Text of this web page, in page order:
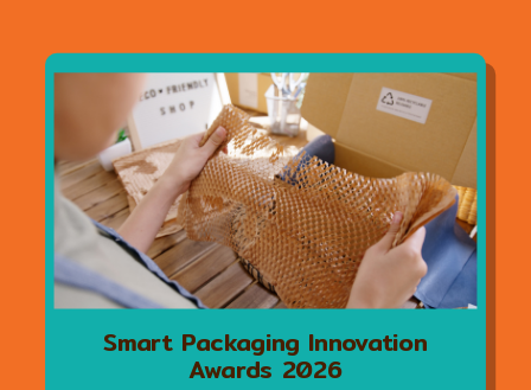
Smart Packaging Innovation
Awards 2026